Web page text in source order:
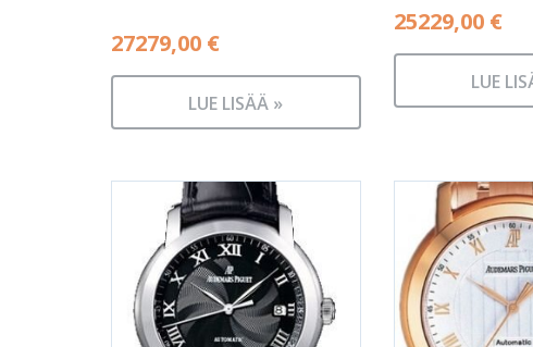
27279,00 €
LUE LISÄÄ »
25229,00 €
LUE